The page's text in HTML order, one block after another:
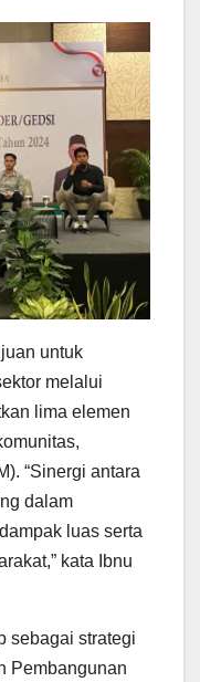
untuk
melalui
lima elemen
“Sinergi antara
dalam
luas serta
kata Ibnu
sebagai strategi
Pembangunan